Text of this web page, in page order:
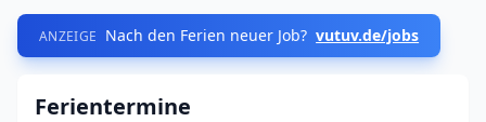
ANZEIGE Nach den Ferien neuer Job? vutuv.de/jobs
Ferientermine